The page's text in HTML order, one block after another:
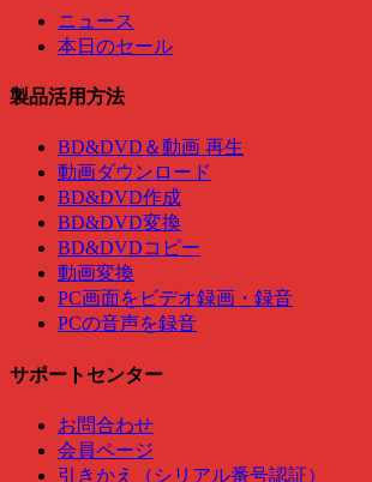
ニュース
本日のセール
製品活用方法
BD&DVD＆動画 再生
動画ダウンロード
BD&DVD作成
BD&DVD変換
BD&DVDコピー
動画変換
PC画面をビデオ録画・録音
PCの音声を録音
サポートセンター
お問合わせ
会員ページ
引きかえ（シリアル番号認証）